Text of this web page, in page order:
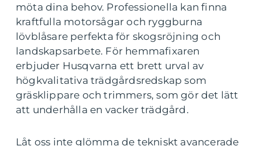
möta dina behov. Professionella kan finna
kraftfulla motorsågar och ryggburna
lövblåsare perfekta för skogsröjning och
landskapsarbete. För hemmafixaren
erbjuder Husqvarna ett brett urval av
högkvalitativa trädgårdsredskap som
gräsklippare och trimmers, som gör det lätt
att underhålla en vacker trädgård.
Låt oss inte glömma de tekniskt avancerade